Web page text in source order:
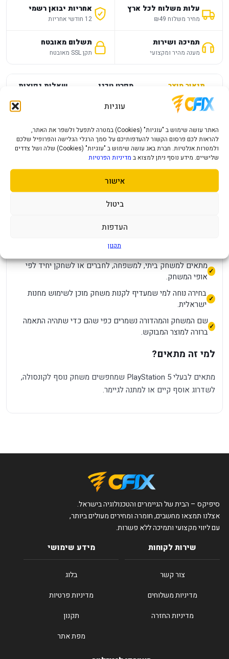
עוגיות
האתר עושה שימוש ב "עוגיות" (Cookies) במטרה לתפעל ולשפר את האתר,
להראות לכם פרסום הקשור להעדפותיכם על סמך הרגלי הגלישה והפרופיל שלכם
ולמטרות אנלטיות. חברת באג עושה שימוש ב "עוגיות" (Cookies) שלה ושל צדדים
שלישיים. מידע נוסף ניתן למצוא ב מדיניות הפרטיות
אישור
ביטול
העדפות
תקנון
עלות משלוח לכל ארץ
מחיר משלוח ₪49
אחריות יבואן רשמי
12 חודשי אחריות
תמיכה ושירות
מענה מהיר ומקצועי
תשלום מאובטח
תקן SSL מאובטח
תיאור מוצר מפרט טכני שאלות נפוצות
—
PS5 EA Sports Ufc 5
לספריית המשחקים הביתית או כמתנה לשחקנים שאוהבים לשחק
על הקונסולה שלהם. המוצר מתאים למי שרוצה להרחיב את חוויית
המשחק עם כותר נוסף וברור לקונסולה.
מתאים למשחק ביתי, למשפחה, לחברים או לשחקן יחיד לפי
אופי המשחק.
בחירה נוחה למי שמעדיף לקנות משחק מוכן לשימוש מחנות
ישראלית.
שם המשחק והמהדורה נשמרים כפי שהם כדי שתהיה התאמה
ברורה למוצר המבוקש.
למי זה מתאים?
מתאים לבעלי PlayStation 5 שמחפשים משחק נוסף לקונסולה,
לשדרוג אוסף קיים או למתנה לגיימר.
סיפיקס – הבית של הגיימרים והטכנולוגיה בישראל.
אצלנו תמצאו מחשבים, חומרה ומחירים מעולים ביותר,
עם ליווי מקצועי ותמיכה ללא פשרות.
שירות לקוחות
צור קשר
מדיניות משלוחים
מדיניות החזרה
מידע שימושי
בלוג
מדיניות פרטיות
תקנון
מפת אתר